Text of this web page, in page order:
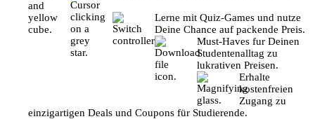
Lerne mit Quiz-Games und nutze
Deine Chance auf packende Preis.
Must-Haves fur Deinen
Studentenalltag zu
lukrativen Preisen.
Erhalte
kostenfreien
Zugang zu
einzigartigen Deals und Coupons für Studierende.